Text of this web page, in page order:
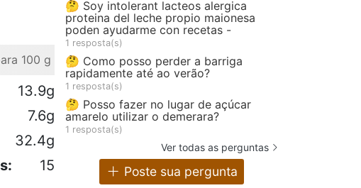
100 g
13.9g
7.6g
32.4g
15
🤔 Soy intolerant lacteos alergica
proteina del leche propio maionesa
poden ayudarme con recetas -
1 resposta(s)
🤔 Como posso perder a barriga
rapidamente até ao verão?
1 resposta(s)
🤔 Posso fazer no lugar de açúcar
amarelo utilizar o demerara?
1 resposta(s)
Ver todas as perguntas
Poste sua pergunta